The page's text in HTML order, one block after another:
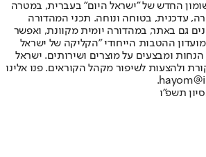
החדש של "ישראל היום" בעברית, במטרה
עדכנית, בטוחה ונוחה. תכני המהדורה
גם באתר, במהדורה יומית מקוונת, ואפשר
ההטבות הייחודי "הקליקה של ישראל
ומבצעים על מוצרים ושירותים. ישראל
ולהצעות לשיפור מקהל הקוראים. פנו אלינו
תשפ"ו